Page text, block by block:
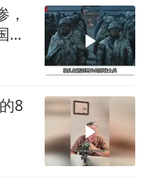
，
人
8